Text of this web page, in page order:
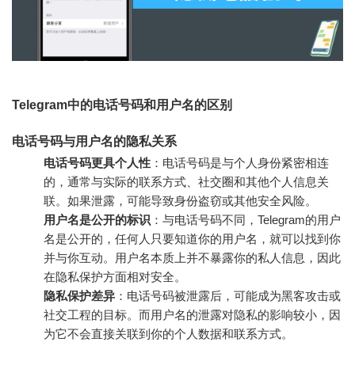
Telegram中的电话号码和用户名的区别
电话号码与用户名的隐私关系
电话号码更具个人性 ：电话号码是与个人身份紧密相连
的，通常与实际的联系方式、社交圈和其他个人信息关
联。如果泄露，可能导致身份盗窃或其他安全风险。
用户名是公开的标识 ：与电话号码不同，Telegram的用户
名是公开的，任何人只要知道你的用户名，就可以找到你
并与你互动。用户名本质上并不暴露你的私人信息，因此
在隐私保护方面相对安全。
隐私保护差异 ：电话号码被泄露后，可能成为黑客攻击或
社交工程的目标。而用户名的泄露对隐私的影响较小，因
为它不会直接关联到你的个人数据和联系方式。